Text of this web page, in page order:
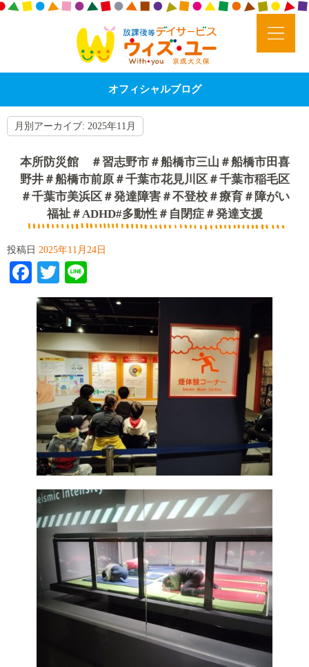
オフィシャルブログ
月別アーカイブ: 2025年11月
本所防災館 ＃習志野市＃船橋市三山＃船橋市田喜
野井＃船橋市前原＃千葉市花見川区＃千葉市稲毛区
＃千葉市美浜区＃発達障害＃不登校＃療育＃障がい
福祉＃ADHD#多動性＃自閉症＃発達支援
投稿日 2025年11月24日
Facebook
Twitter